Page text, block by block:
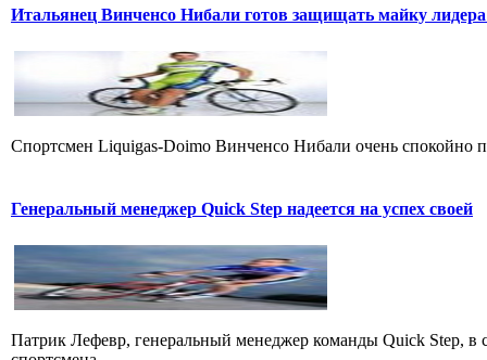
Итальянец Винченсо Нибали готов защищать майку
Cпортсмен Liquigas-Doimo Винченсо Нибали очень спокойно
Генеральный менеджер Quick Step надеется на успех своей
Патрик Лефевр, генеральный менеджер команды Quick Step, в